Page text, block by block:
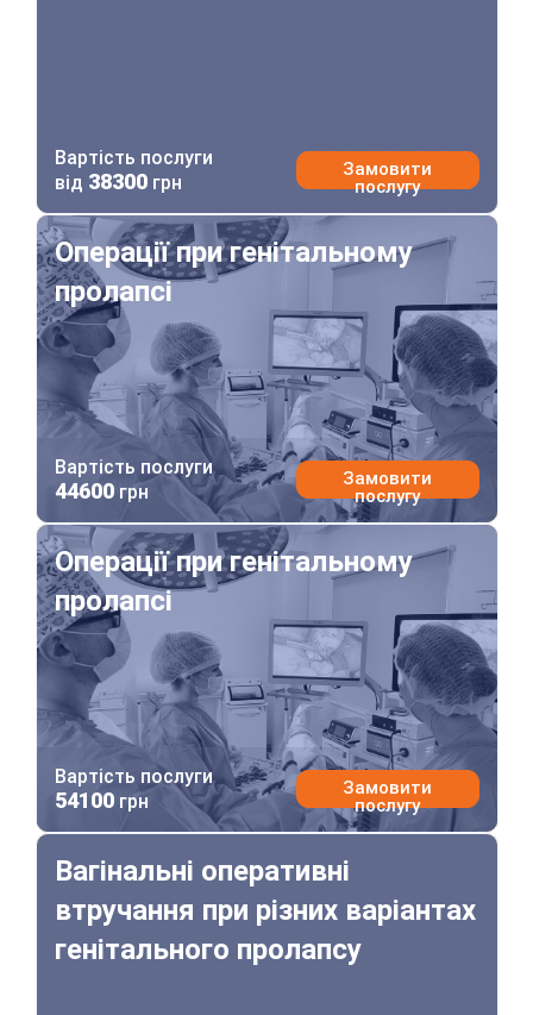
Вартість послуги
від 38300грн
Замовити
послугу
Операції при генітальному пролапсі
Операції при генітальному
пролапсі
Вартість послуги
44600грн
Замовити
послугу
Операції при генітальному пролапсі
Операції при генітальному
пролапсі
Вартість послуги
54100грн
Замовити
послугу
Вагінальні оперативні втручання при різних варіантах
Вагінальні оперативні
втручання при різних варіантах
генітального пролапсу